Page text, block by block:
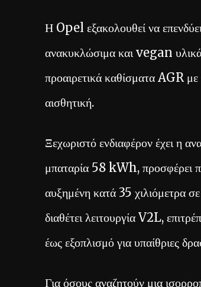
Η Opel εξακολουθεί να
ανακυκλώσιμα και vegan
προαιρετικά καθίσματα AGR
αισθητική.
Ξεχωριστό ενδιαφέρον έχει η
μπαταρία 58 kWh, προσφέρει
αυξημένη κατά 35 χιλιόμετρα
διαθέτει λειτουργία V2L,
έως εξοπλισμό για υπαίθριες
Για όσους αναζητούν μια